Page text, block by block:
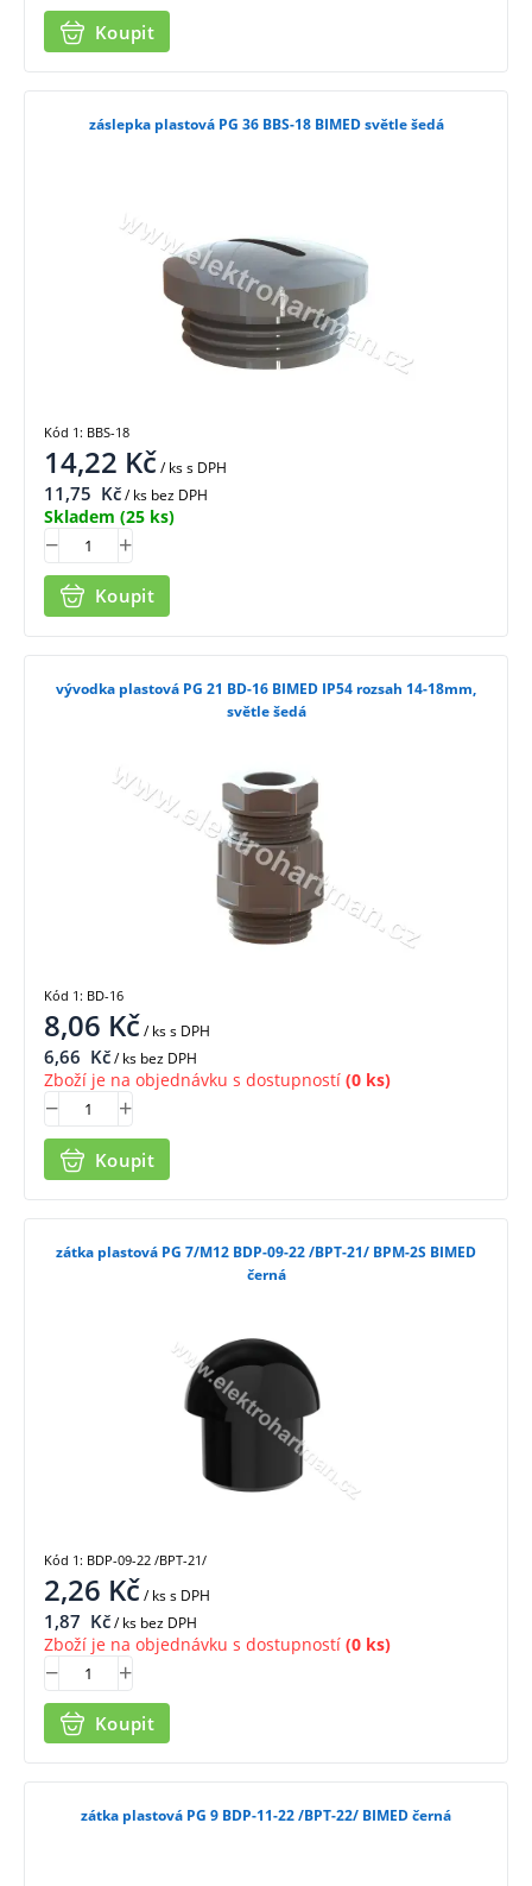
Koupit
záslepka plastová PG 36 BBS-18 BIMED světle šedá
14,22 Kč/ kss DPH
11,75 Kč/ ks bez DPH
Skladem (25 ks)
Koupit
Kód 1: BBS-18
vývodka plastová PG 21 BD-16 BIMED IP54 rozsah 14-18mm,
světle šedá
8,06 Kč/ kss DPH
6,66 Kč/ ks bez DPH
Zboží je na objednávku s dostupností (0 ks)
Koupit
Kód 1: BD-16
zátka plastová PG 7/M12 BDP-09-22 /BPT-21/ BPM-2S BIMED
černá
2,26 Kč/ kss DPH
1,87 Kč/ ks bez DPH
Zboží je na objednávku s dostupností (0 ks)
Koupit
Kód 1: BDP-09-22 /BPT-21/
zátka plastová PG 9 BDP-11-22 /BPT-22/ BIMED černá